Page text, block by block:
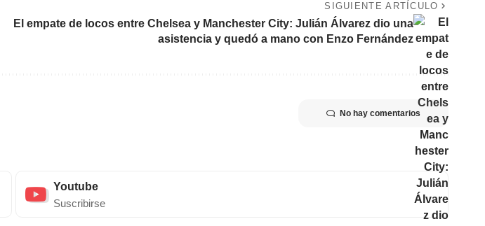
SIGUIENTE ARTÍCULO
El empate de locos entre Chelsea y Manchester City: Julián Álvarez dio una
asistencia y quedó a mano con Enzo Fernández
No hay comentarios
Youtube
Suscribirse